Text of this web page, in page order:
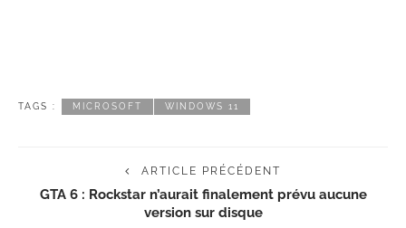
TAGS : MICROSOFT WINDOWS 11
ARTICLE PRÉCÉDENT
GTA 6 : Rockstar n’aurait finalement prévu aucune
version sur disque